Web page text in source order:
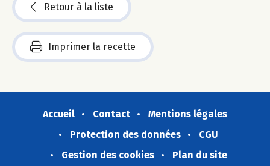
Retour à la liste
Imprimer la recette
Accueil Contact
Mentions légales
Protection des données
CGU
Gestion des cookies
Plan du site